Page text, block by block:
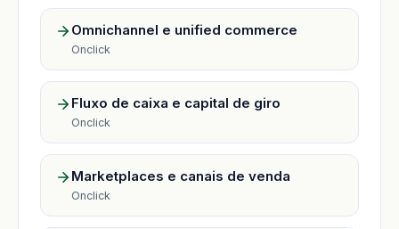
Omnichannel e unified commerce
Onclick
Fluxo de caixa e capital de giro
Onclick
Marketplaces e canais de venda
Onclick